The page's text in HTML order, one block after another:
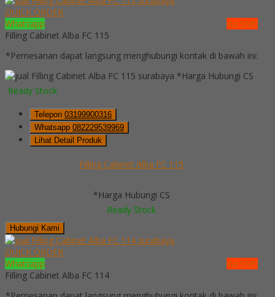
QUICK ORDER
Whatsapp
via SMS
Filling Cabinet Alba FC 115
*Pemesanan dapat langsung menghubungi kontak di bawah ini:
*Harga Hubungi CS
Ready Stock
Telepon 03199900316
Whatsapp 082229539969
Lihat Detail Produk
Filling Cabinet Alba FC 115
*Harga Hubungi CS
Ready Stock
Hubungi Kami
QUICK ORDER
Whatsapp
via SMS
Filling Cabinet Alba FC 114